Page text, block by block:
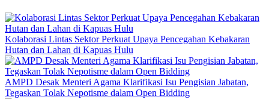
Kolaborasi Lintas Sektor Perkuat Upaya Pencegahan Kebakaran
Hutan dan Lahan di Kapuas Hulu
AMPD Desak Menteri Agama Klarifikasi Isu Pengisian Jabatan,
Tegaskan Tolak Nepotisme dalam Open Bidding